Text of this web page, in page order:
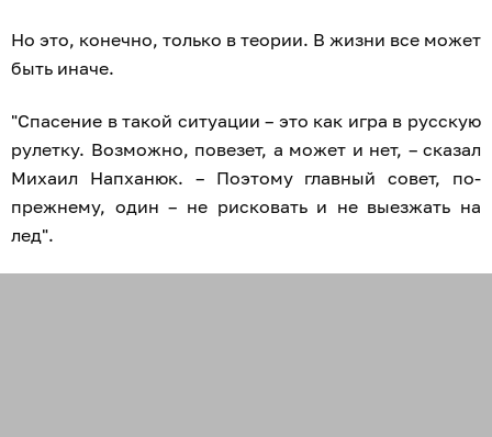
Но это, конечно, только в теории. В жизни все может
быть иначе.
"Спасение в такой ситуации – это как игра в русскую
рулетку. Возможно, повезет, а может и нет, – сказал
Михаил Напханюк. – Поэтому главный совет, по-
прежнему, один – не рисковать и не выезжать на
лед".